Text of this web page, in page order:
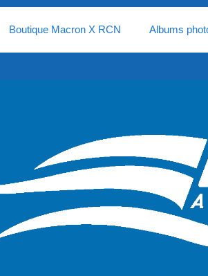
Boutique Macron X RCN Albums